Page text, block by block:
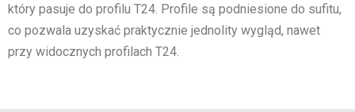
który pasuje do profilu T24. Profile są podniesione do sufitu,
co pozwala uzyskać praktycznie jednolity wygląd, nawet
przy widocznych profilach T24.